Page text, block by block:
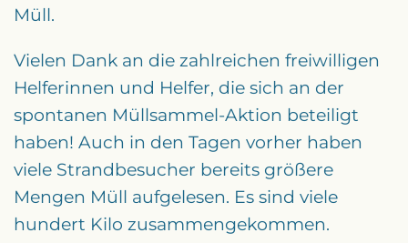
Müll.
Vielen Dank an die zahlreichen freiwilligen
Helferinnen und Helfer, die sich an der
spontanen Müllsammel-Aktion beteiligt
haben! Auch in den Tagen vorher haben
viele Strandbesucher bereits größere
Mengen Müll aufgelesen. Es sind viele
hundert Kilo zusammengekommen.